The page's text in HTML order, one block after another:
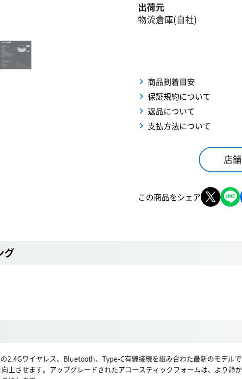
出荷元
物流倉庫(自社)
商品到着目安
保証規約について
返品について
支払方法について
店
この商品をシェア
グ
2.4Gワイヤレス、Bluetooth、Type-C有線接続を組み合わた最新のモデル
上させます。アップグレードされたアコースティックフォームは、より静